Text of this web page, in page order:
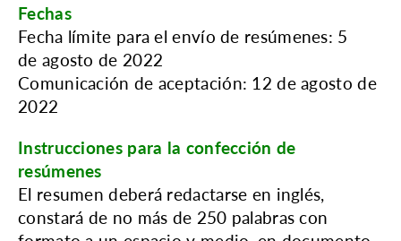
Fechas
Fecha límite para el envío de resúmenes: 5
de agosto de 2022
Comunicación de aceptación: 12 de agosto de
2022
Instrucciones para la confección de
resúmenes
El resumen deberá redactarse en inglés,
constará de no más de 250 palabras con